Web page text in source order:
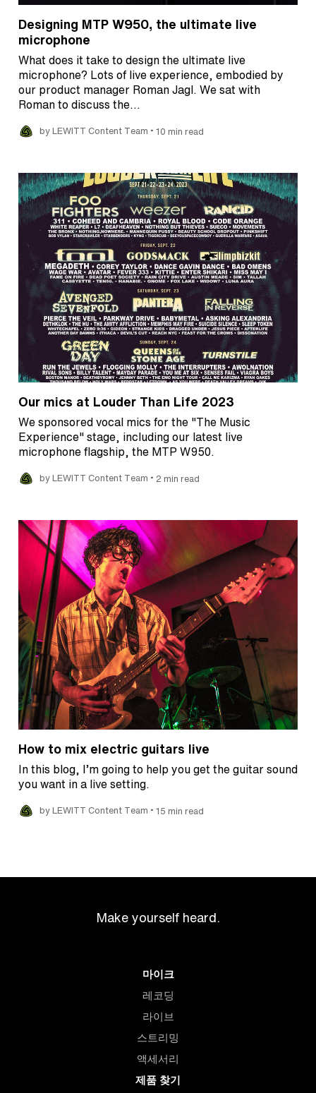
Designing MTP W950, the ultimate live
microphone
What does it take to design the ultimate live
microphone? Lots of live experience, embodied by
our product manager Roman Jagl. We sat with
Roman to discuss the…
by LEWITT Content Team • 10 min read
Our mics at Louder Than Life 2023
We sponsored vocal mics for the "The Music
Experience" stage, including our latest live
microphone flagship, the MTP W950.
by LEWITT Content Team • 2 min read
How to mix electric guitars live
In this blog, I’m going to help you get the guitar sound
you want in a live setting.
by LEWITT Content Team • 15 min read
Make yourself heard.
마이크
레코딩
라이브
스트리밍
액세서리
제품 찾기